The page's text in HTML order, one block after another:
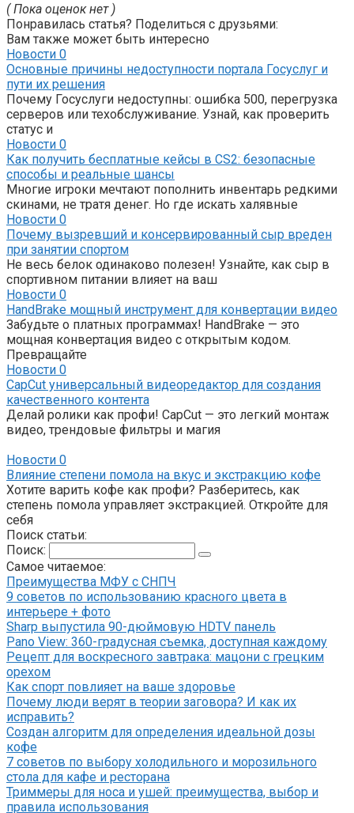
( Пока оценок нет )
Понравилась статья? Поделиться с друзьями:
Вам также может быть интересно
Новости 0
Основные причины недоступности портала Госуслуг и
пути их решения
Почему Госуслуги недоступны: ошибка 500, перегрузка
серверов или техобслуживание. Узнай, как проверить
статус и
Новости 0
Как получить бесплатные кейсы в CS2: безопасные
способы и реальные шансы
Многие игроки мечтают пополнить инвентарь редкими
скинами, не тратя денег. Но где искать халявные
Новости 0
Почему вызревший и консервированный сыр вреден
при занятии спортом
Не весь белок одинаково полезен! Узнайте, как сыр в
спортивном питании влияет на ваш
Новости 0
HandBrake мощный инструмент для конвертации видео
Забудьте о платных программах! HandBrake — это
мощная конвертация видео с открытым кодом.
Превращайте
Новости 0
CapCut универсальный видеоредактор для создания
качественного контента
Делай ролики как профи! CapCut — это легкий монтаж
видео, трендовые фильтры и магия
Новости 0
Влияние степени помола на вкус и экстракцию кофе
Хотите варить кофе как профи? Разберитесь, как
степень помола управляет экстракцией. Откройте для
себя
Поиск статьи:
Поиск:
Самое читаемое:
Преимущества МФУ с СНПЧ
9 советов по использованию красного цвета в
интерьере + фото
Sharp выпустила 90-дюймовую HDTV панель
Pano View: 360-градусная съемка, доступная каждому
Рецепт для воскресного завтрака: мацони с грецким
орехом
Как спорт повлияет на ваше здоровье
Почему люди верят в теории заговора? И как их
исправить?
Создан алгоритм для определения идеальной дозы
кофе
7 советов по выбору холодильного и морозильного
стола для кафе и ресторана
Триммеры для носа и ушей: преимущества, выбор и
правила использования